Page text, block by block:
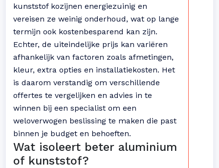
kunststof kozijnen energiezuinig en
vereisen ze weinig onderhoud, wat op lange
termijn ook kostenbesparend kan zijn.
Echter, de uiteindelijke prijs kan variëren
afhankelijk van factoren zoals afmetingen,
kleur, extra opties en installatiekosten. Het
is daarom verstandig om verschillende
offertes te vergelijken en advies in te
winnen bij een specialist om een
weloverwogen beslissing te maken die past
binnen je budget en behoeften.
Wat isoleert beter aluminium
of kunststof?